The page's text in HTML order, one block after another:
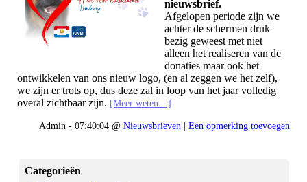
nieuwsbrief.
Afgelopen periode zijn we
achter de schermen druk
bezig geweest met niet
alleen het realiseren van de
donaties maar ook het
ontwikkelen van ons nieuw logo, (en al zeggen we het zelf),
we zijn er trots op, dus deze zal in loop van het jaar volledig
overal zichtbaar zijn. [Meer weten…]
Admin - 07:40:04 @ Nieuwsbrieven | Een opmerking toevoegen
Categorieën